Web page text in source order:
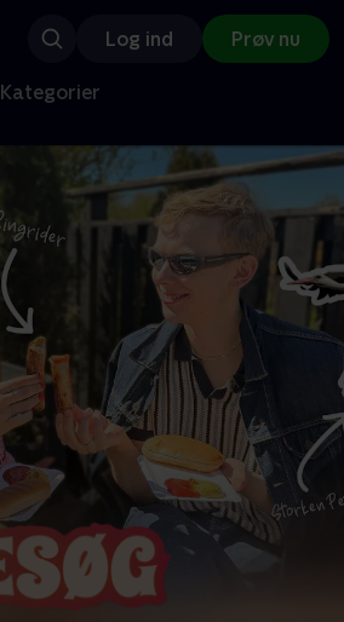
Log ind Prøv nu
Kategorier